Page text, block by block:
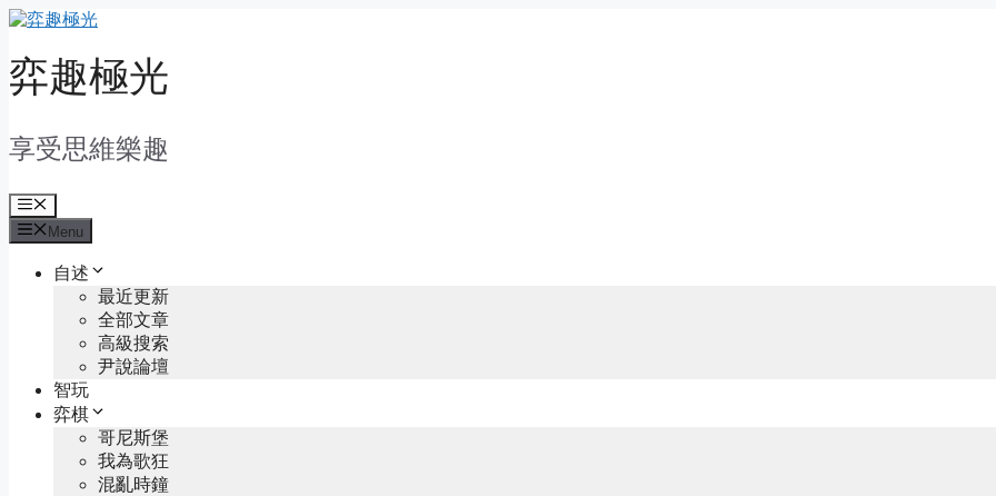
Skip
content
弈趣極光
享受思維樂趣
Menu
Menu
自述
最近更新
全部文章
高級搜索
尹說論壇
智玩
弈棋
哥尼斯堡
我為歌狂
混亂時鐘